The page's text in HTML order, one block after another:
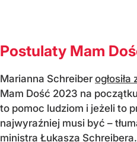
Postulaty Mam
Marianna Schreiber
Mam Dość 2023 na
to pomoc ludziom i jeżeli to
najwyraźniej musi być –
ministra Łukasza